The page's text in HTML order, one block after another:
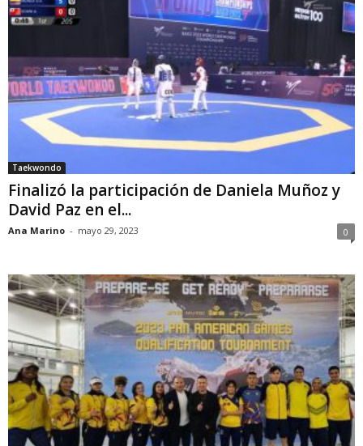
Taekwondo
Finalizó la participación de Daniela Muñoz y
David Paz en el...
Ana Marino - mayo 29, 2023 0